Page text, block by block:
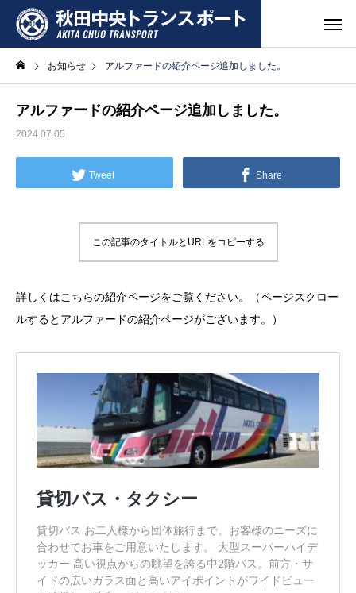
お知らせ アルファードの紹介ページ追加しました。
アルファードの紹介ページ追加しました。
2024.07.05
Tweet Share
この記事のタイトルとURLをコピーする
詳しくはこちらの紹介ページをご覧ください。（ページスクロー
ルするとアルファードの紹介ページがございます。）